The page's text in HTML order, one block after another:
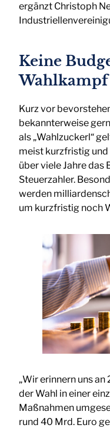
ergänzt Christoph
Keine
Wahlkampf
Kurz vor
bekannterweise
als „Wahlzuckerl“
meist kurzfristig
über viele Jahre das
Steuerzahler.
werden
um kurzfristig noch
„Wir erinnern uns
der Wahl in einer
Maßnahmen
rund 40 Mrd. Euro